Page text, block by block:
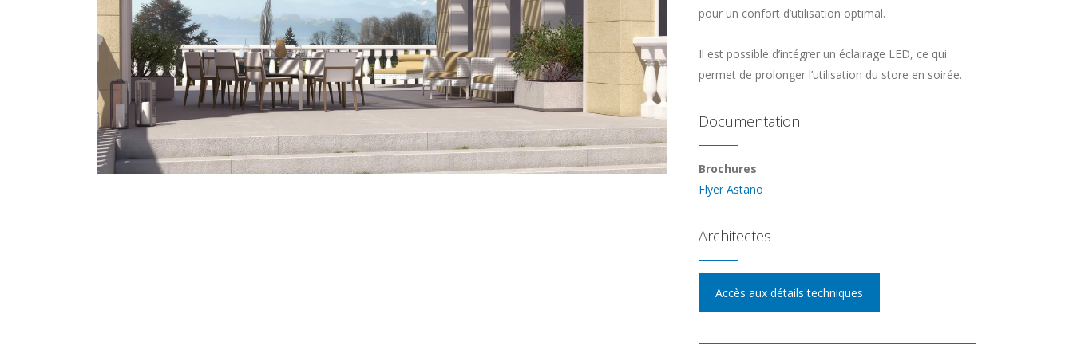
pour un confort d’utilisation optimal.
Il est possible d’intégrer un éclairage LED, ce qui
permet de prolonger l’utilisation du store en soirée.
Documentation
Brochures
Flyer Astano
Architectes
Accès aux détails techniques